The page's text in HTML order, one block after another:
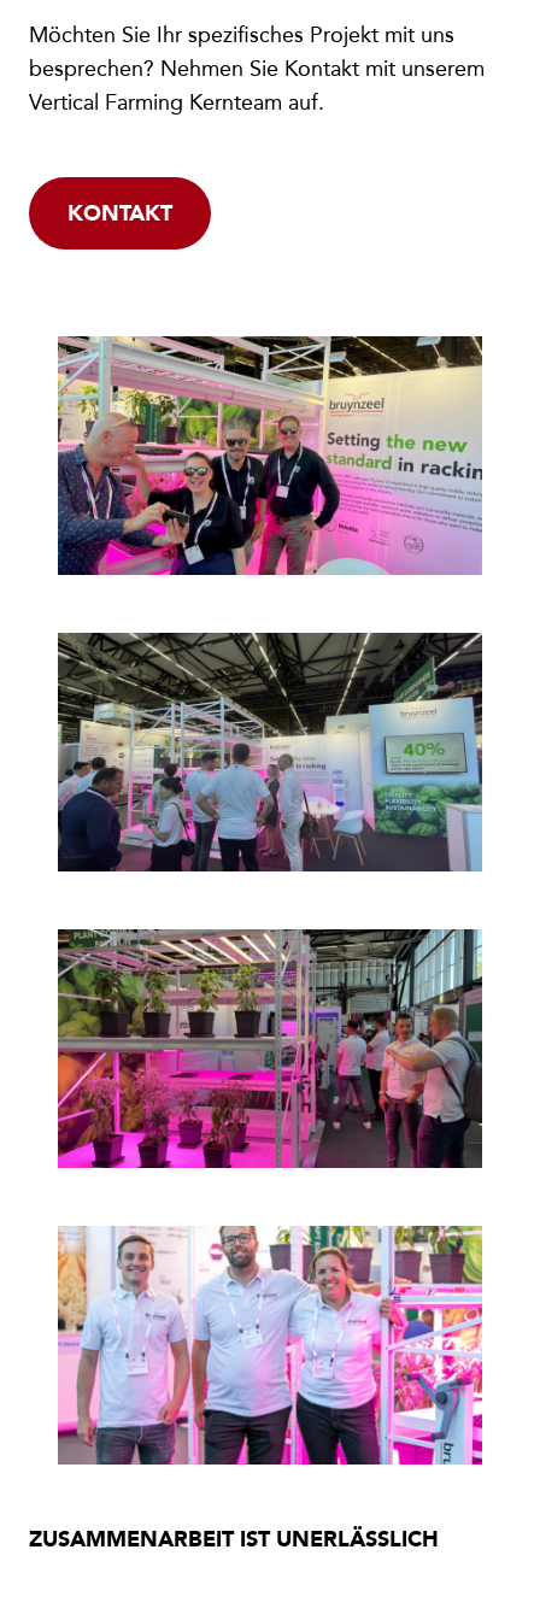
Möchten Sie Ihr spezifisches Projekt mit uns
besprechen? Nehmen Sie Kontakt mit unserem
Vertical Farming Kernteam auf.
KONTAKT
ZUSAMMENARBEIT IST UNERLÄSSLICH